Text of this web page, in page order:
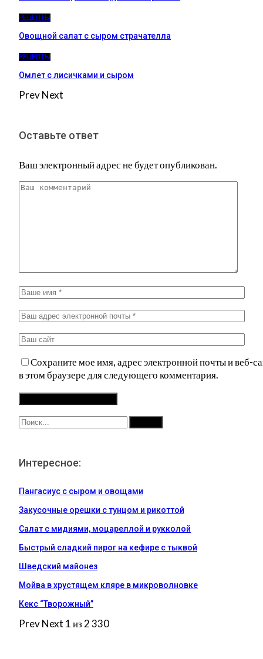
РЕЦЕПТЫ
Овощной салат с сыром страчателла
РЕЦЕПТЫ
Омлет с лисичками и сыром
PrevNext
Оставьте ответ
Ваш электронный адрес не будет опубликован.
Сохраните мое имя, адрес электронной почты и веб-
в этом браузере для следующего комментария.
Интересное:
Пангасиус с сыром и овощами
Закусочные орешки с тунцом и рикоттой
Салат с мидиями, моцареллой и рукколой
Быстрый сладкий пирог на кефире с тыквой
Шведский майонез
Мойва в хрустящем кляре в микроволновке
Кекс “Творожный”
PrevNext 1 из 2 330